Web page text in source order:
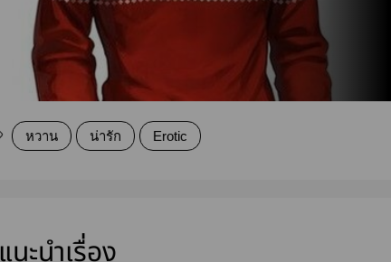
หวาน น่ารัก Erotic
แนะนำเรื่อง